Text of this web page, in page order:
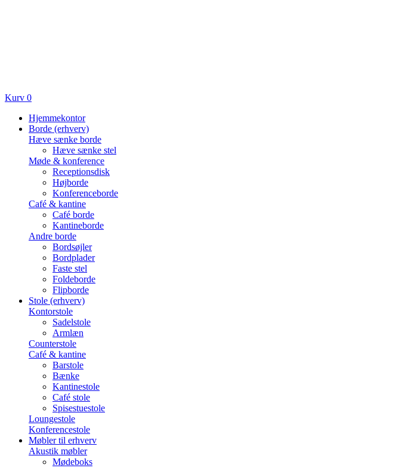
Kurv 0
Hjemmekontor
Borde (erhverv)
Hæve sænke borde
Hæve sænke stel
Møde & konference
Receptionsdisk
Højborde
Konferenceborde
Café & kantine
Café borde
Kantineborde
Andre borde
Bordsøjler
Bordplader
Faste stel
Foldeborde
Flipborde
Stole (erhverv)
Kontorstole
Sadelstole
Armlæn
Counterstole
Café & kantine
Barstole
Bænke
Kantinestole
Café stole
Spisestuestole
Loungestole
Konferencestole
Møbler til erhverv
Akustik møbler
Mødeboks